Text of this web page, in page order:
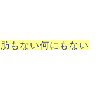
肪もない何にもない